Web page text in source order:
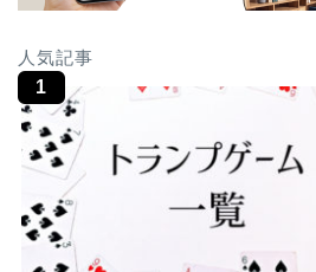
人気記事